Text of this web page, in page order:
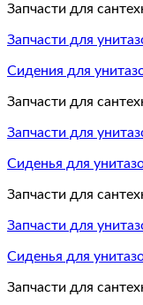
Запчасти для
Запчасти для
Сидения для
Запчасти для
Запчасти для
Сиденья для
Запчасти для
Запчасти для
Сиденья для
Запчасти для